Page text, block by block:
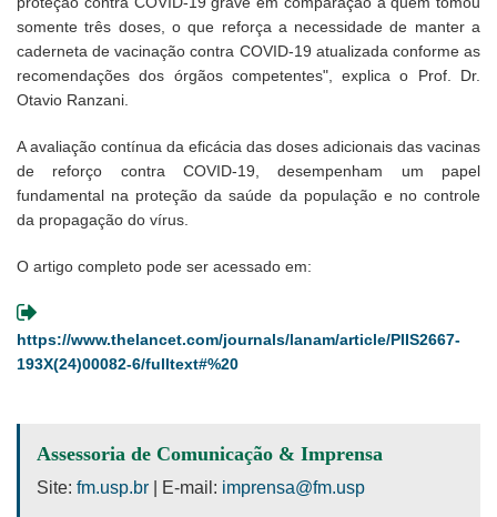
somente três doses, o que reforça a necessidade de manter a
caderneta de vacinação contra COVID-19 atualizada conforme as
recomendações dos órgãos competentes", explica o Prof. Dr.
Otavio Ranzani.
A avaliação contínua da eficácia das doses adicionais das vacinas
de reforço contra COVID-19, desempenham um papel
fundamental na proteção da saúde da população e no controle
da propagação do vírus.
O artigo completo pode ser acessado em:
https://www.thelancet.com/journals/lanam/article/PIIS2667-
193X(24)00082-6/fulltext#%20
Assessoria de Comunicação & Imprensa
Site: fm.usp.br | E-mail: imprensa@fm.usp